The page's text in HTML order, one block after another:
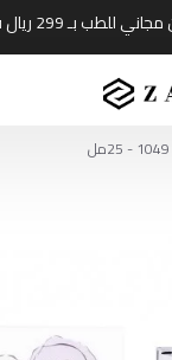
للطب بـ 299 ريال فأكثر